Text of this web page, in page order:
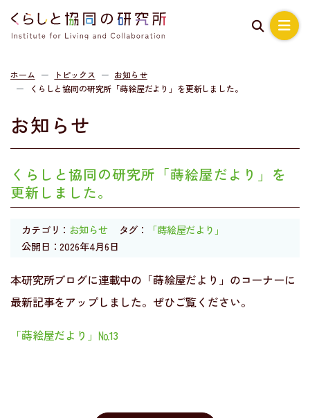
ホーム トピックス
お知らせ
くらしと協同の研究所「蒔絵屋だより」を更新しました。
お知らせ
くらしと協同の研究所「蒔絵屋だより」を
更新しました。
カテゴリ： お知らせ タグ：
「蒔絵屋だより」
公開日：2026年4月6日
本研究所ブログに連載中の「蒔絵屋だより」のコーナーに
最新記事をアップしました。ぜひご覧ください。
「蒔絵屋だより」№13